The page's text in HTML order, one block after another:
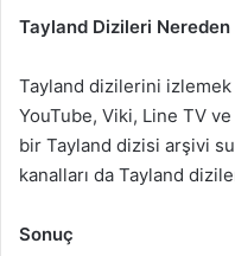
Tayland Dizileri Nereden
Tayland dizilerini
YouTube, Viki, Line TV
bir Tayland dizisi arşivi
kanalları da Tayland
Sonuç